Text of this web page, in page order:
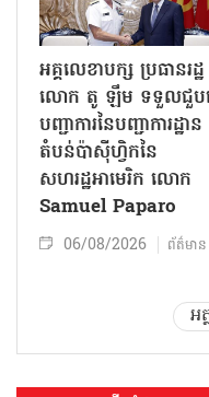
អគ្គលេខាបក្ស ប្រធានរដ្ឋ
លោក តូ ឡឹម ទទួលជួប
បញ្ជាការនៃបញ្ជាការដ្ឋាន
តំបន់ប៉ាស៊ីហ្វិកនៃ
សហរដ្ឋអាមេរិក លោក
Samuel Paparo
06/08/2026 ព័ត៌មាន
អ